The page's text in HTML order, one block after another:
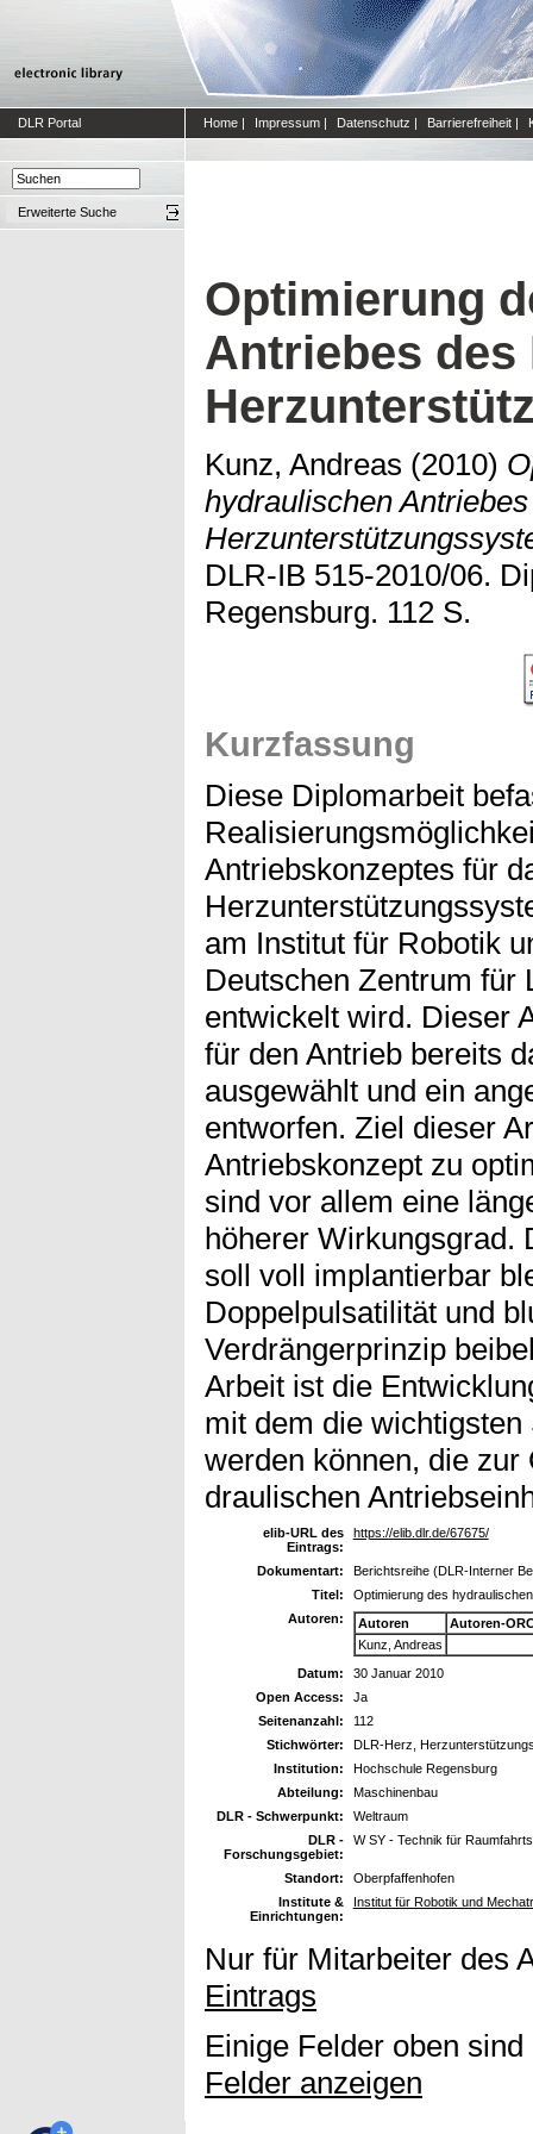
DLR Portal Home | Impressum | Datenschutz | Barrierefreiheit |
Erweiterte Suche
Optimierung
Antriebes des
Kunz, Andreas (2010)
hydraulischen
DLR-IB 515-2010/06.
Regensburg. 112 S.
Kurzfassung
Diese Diplomarbeit
Antriebskonzeptes für
am Institut für Robotik
Deutschen Zentrum für
entwickelt wird. Dieser
für den Antrieb bereits
ausgewählt und ein
entworfen. Ziel dieser
Antriebskonzept zu
sind vor allem eine
höherer Wirkungsgrad.
soll voll implantierbar
Doppelpulsatilität und
Verdrängerprinzip
Arbeit ist die
mit dem die
werden können, die
draulischen
elib-URL des
Eintrags:
https://elib.dlr.de/67675/
Dokumentart:
Berichtsreihe (DLR-Interner
Titel:
Optimierung des
Autoren:
Autoren
Autoren-
Kunz, Andreas
Datum:
30 Januar 2010
Open Access:
Ja
Seitenanzahl:
112
Stichwörter:
DLR-Herz,
Institution:
Hochschule Regensburg
Abteilung:
Maschinenbau
DLR - Schwerpunkt:
Weltraum
DLR -
Forschungsgebiet:
W SY - Technik für
Standort:
Oberpfaffenhofen
Institute &
Einrichtungen:
Institut für Robotik und
Nur für Mitarbeiter des
Eintrags
Einige Felder oben
Felder anzeigen